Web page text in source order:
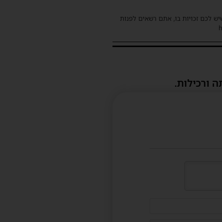
לכם זכויות בו, אתם רשאים לפנות
ורכילות.